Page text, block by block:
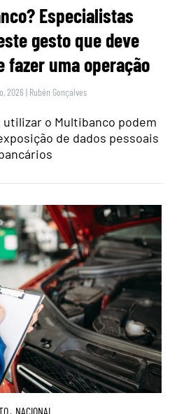
Especialistas
gesto que deve
fazer uma operação
2026 | Rubén Gonçalves
o Multibanco podem
de dados pessoais
, NACIONAL